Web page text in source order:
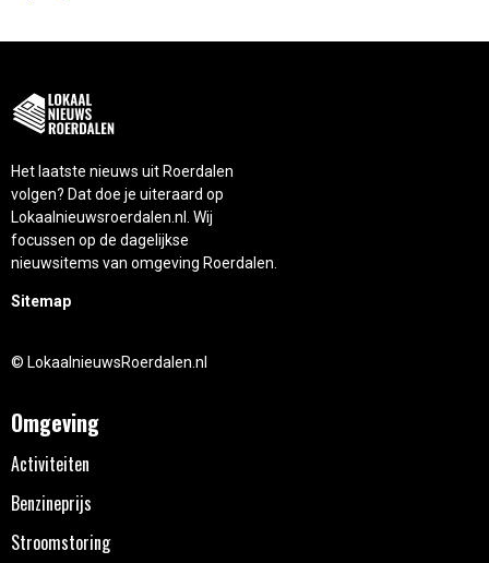
Het laatste nieuws uit Roerdalen
volgen? Dat doe je uiteraard op
Lokaalnieuwsroerdalen.nl. Wij
focussen op de dagelijkse
nieuwsitems van omgeving Roerdalen.
Sitemap
© LokaalnieuwsRoerdalen.nl
Omgeving
Activiteiten
Benzineprijs
Stroomstoring